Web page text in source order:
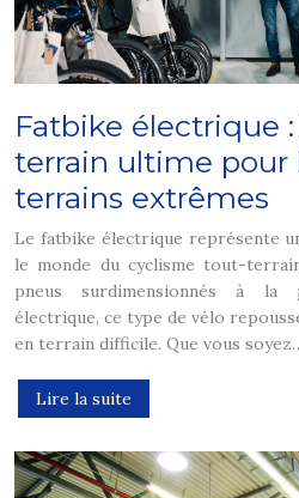
Fatbike électrique
terrain ultime pour
terrains extrêmes
Le fatbike électrique représente
le monde du cyclisme tout-
pneus surdimensionnés à la
électrique, ce type de vélo
en terrain difficile. Que vous
Lire la suite